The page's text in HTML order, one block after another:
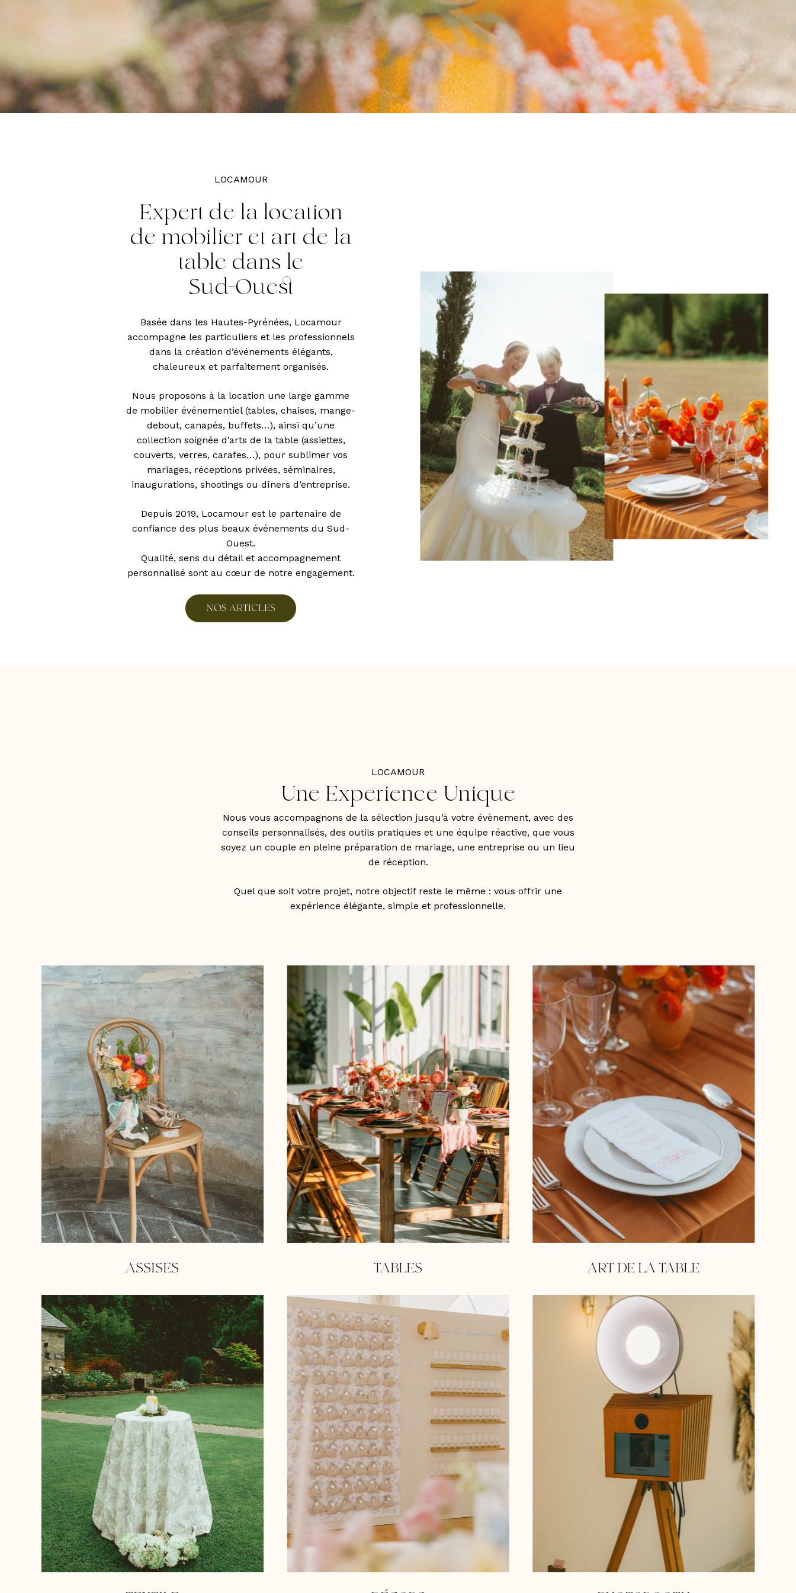
LOCAMOUR
Expert de la location
de mobilier et art de la
table dans le
Sud-Ouest
Basée dans les Hautes-Pyrénées, Locamour
accompagne les particuliers et les professionnels
dans la création d’événements élégants,
chaleureux et parfaitement organisés.
Nous proposons à la location une large gamme
de mobilier événementiel (tables, chaises, mange-
debout, canapés, buffets…), ainsi qu’une
collection soignée d’arts de la table (assiettes,
couverts, verres, carafes…), pour sublimer vos
mariages, réceptions privées, séminaires,
inaugurations, shootings ou dîners d’entreprise.
Depuis 2019, Locamour est le partenaire de
confiance des plus beaux événements du Sud-
Ouest.
Qualité, sens du détail et accompagnement
personnalisé sont au cœur de notre engagement.
NOS ARTICLES
LOCAMOUR
Une Experience Unique
Nous vous accompagnons de la sélection jusqu’à votre évènement, avec des
conseils personnalisés, des outils pratiques et une équipe réactive, que vous
soyez un couple en pleine préparation de mariage, une entreprise ou un lieu
de réception.
Quel que soit votre projet, notre objectif reste le même : vous offrir une
expérience élégante, simple et professionnelle.
ASSISES
http://locamour.com/categorie-
produit/mobilier/
http://locamour.com/categorie-
produit/mobilier/
TABLES ART DE LA TABLE